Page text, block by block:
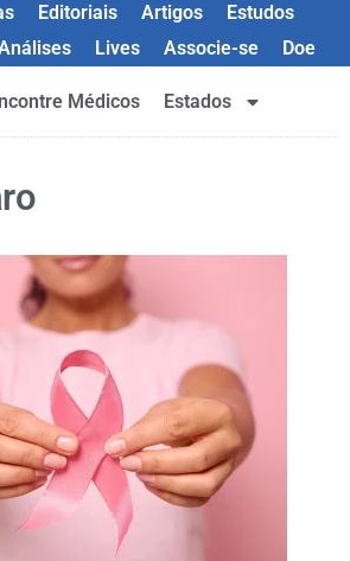
Editoriais Artigos
Estudos
Lives Associe-se Doe
Médicos Estados